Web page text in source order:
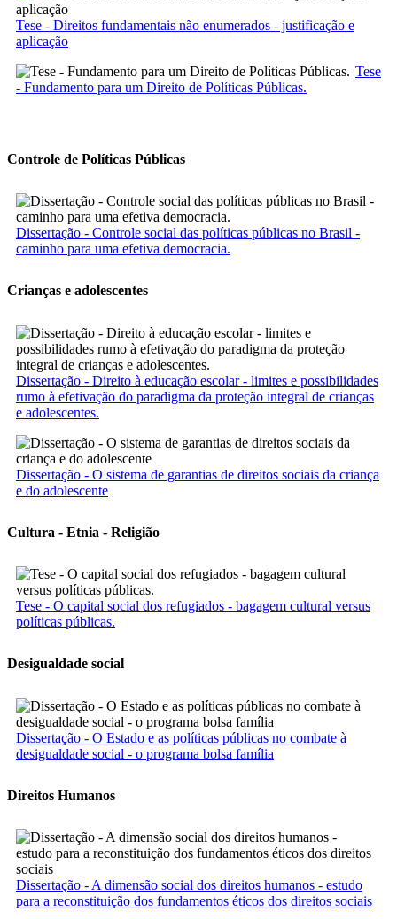
Tese - Direitos fundamentais não enumerados - justificação e
aplicação
Tese
- Fundamento para um Direito de Políticas Públicas.
Controle de Políticas Públicas
Dissertação - Controle social das políticas públicas no Brasil -
caminho para uma efetiva democracia.
Crianças e adolescentes
Dissertação - Direito à educação escolar - limites e possibilidades
rumo à efetivação do paradigma da proteção integral de crianças
e adolescentes.
Dissertação - O sistema de garantias de direitos sociais da criança
e do adolescente
Cultura - Etnia - Religião
Tese - O capital social dos refugiados - bagagem cultural versus
políticas públicas.
Desigualdade social
Dissertação - O Estado e as políticas públicas no combate à
desigualdade social - o programa bolsa família
Direitos Humanos
Dissertação - A dimensão social dos direitos humanos - estudo
para a reconstituição dos fundamentos éticos dos direitos sociais